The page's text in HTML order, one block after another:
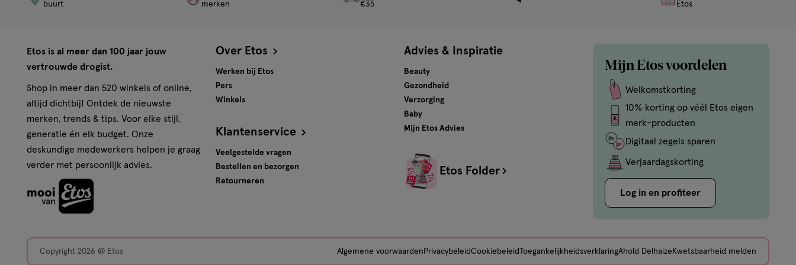
buurt
merken
€35
Etos
Etos is al meer dan 100 jaar jouw
vertrouwde drogist.
Shop in meer dan 520 winkels of online,
altijd dichtbij! Ontdek de nieuwste
merken, trends & tips. Voor elke stijl,
generatie én elk budget. Onze
deskundige medewerkers helpen je graag
verder met persoonlijk advies.
Over Etos
Werken bij Etos
Pers
Winkels
Klantenservice
Veelgestelde vragen
Bestellen en bezorgen
Retourneren
Advies & Inspiratie
Beauty
Gezondheid
Verzorging
Baby
Mijn Etos Advies
Etos Folder
Mijn Etos voordelen
Welkomstkorting
10% korting op véél Etos eigen
merk-producten
Digitaal zegels sparen
Verjaardagskorting
Log in en profiteer
Copyright 2026 @ Etos Algemene voorwaarden PrivacybeleidCookiebeleid ToegankelijkheidsverklaringAhold Delhaize Kwetsbaarheid melden